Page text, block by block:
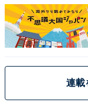
連載